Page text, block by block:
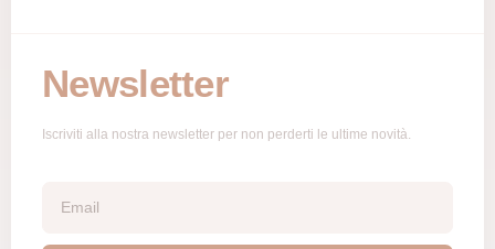
Newsletter
Iscriviti alla nostra newsletter per non perderti le ultime novità.